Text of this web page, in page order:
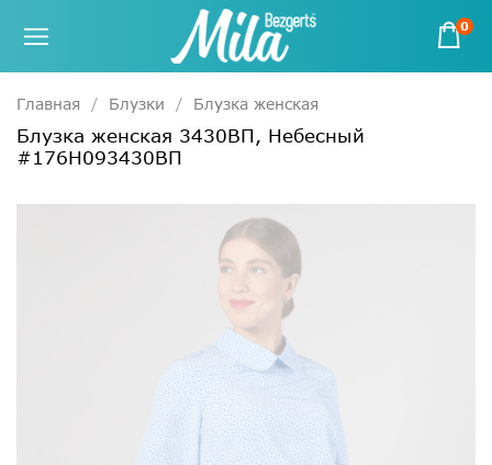
0
Главная Блузки Блузка женская
Блузка женская 3430ВП, Небесный
#176Н093430ВП